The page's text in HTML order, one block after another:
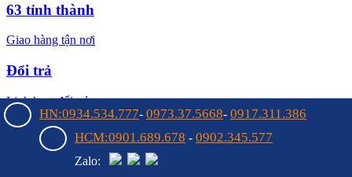
63 tỉnh thành
Giao hàng tận nơi
Đổi trả
Linh hoạt đổi trả
Hướng dẫn
Mua hàng online
HN:0934.534.777- 0973.37.5668- 0917.311.386
HCM:0901.689.678 - 0902.345.577
Zalo: